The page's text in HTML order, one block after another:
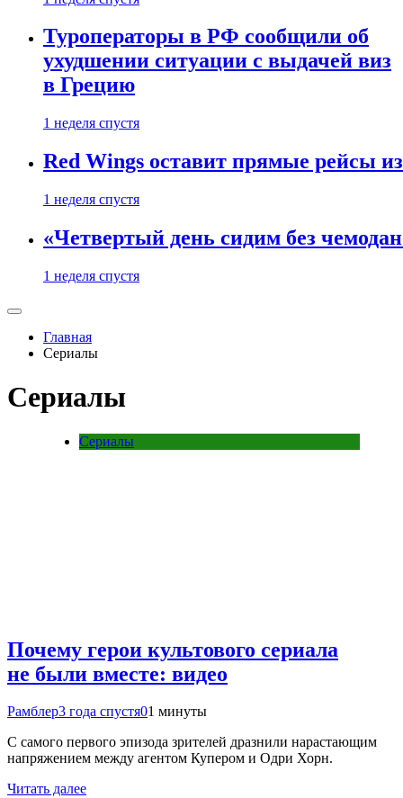
Туроператоры в РФ сообщили об
ухудшении ситуации с выдачей виз
в Грецию
1 неделя спустя
Red Wings оставит прямые рейсы
1 неделя спустя
«Четвертый день сидим без
1 неделя спустя
Главная
Сериалы
Сериалы
Сериалы
Почему герои культового сериала
не были вместе: видео
Рамблер3 года спустя01 минуты
С самого первого эпизода зрителей дразнили нарастающим
напряжением между агентом Купером и Одри Хорн.
Читать далее